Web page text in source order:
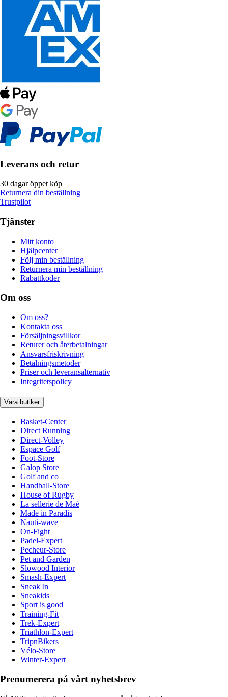
Leverans och retur
30 dagar öppet köp
Returnera din beställning
Trustpilot
Tjänster
Mitt konto
Hjälpcenter
Följ min beställning
Returnera min beställning
Rabattkoder
Om oss
Om oss?
Kontakta oss
Försäljningsvillkor
Returer och återbetalningar
Ansvarsfriskrivning
Betalningsmetoder
Priser och leveransalternativ
Integritetspolicy
Våra butiker
Basket-Center
Direct Running
Direct-Volley
Espace Golf
Foot-Store
Galop Store
Golf and co
Handball-Store
House of Rugby
La sellerie de Maé
Made in Paradis
Nauti-wave
On-Fight
Padel-Expert
Pecheur-Store
Pet and Garden
Slowood Interior
Smash-Expert
Sneak'In
Sneakids
Sport is good
Training-Fit
Trek-Expert
Triathlon-Expert
TripnBikers
Vélo-Store
Winter-Expert
Prenumerera på vårt nyhetsbrev